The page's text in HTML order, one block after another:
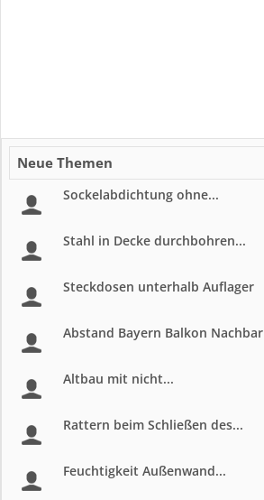
Neue Themen
Sockelabdichtung ohne...
Stahl in Decke durchbohren...
Steckdosen unterhalb Auflager
Abstand Bayern Balkon Nachbar
Altbau mit nicht...
Rattern beim Schließen des...
Feuchtigkeit Außenwand...